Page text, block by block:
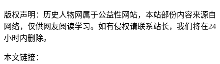
版权声明：历史人物网属于公益性网站，本站部份内容来源自
网络，仅供网友阅读学习。如有侵权请联系站长，我们将在24
小时内删除。
本文链接：